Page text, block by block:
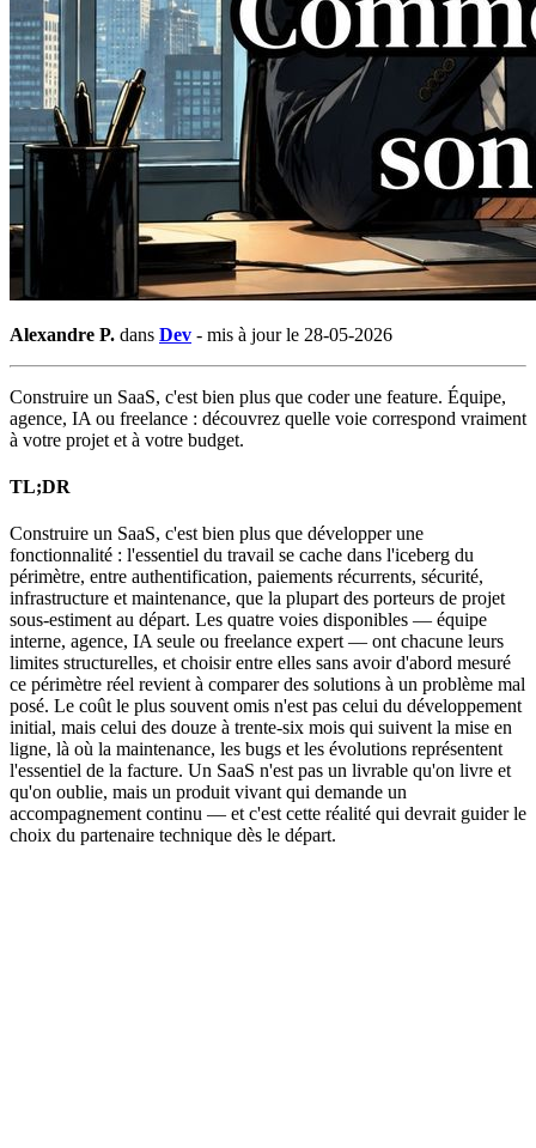
Alexandre P. dans Dev - mis à jour le 28-05-2026
Construire un SaaS, c'est bien plus que coder une feature. Équipe,
agence, IA ou freelance : découvrez quelle voie correspond vraiment
à votre projet et à votre budget.
TL;DR
Construire un SaaS, c'est bien plus que développer une
fonctionnalité : l'essentiel du travail se cache dans l'iceberg du
périmètre, entre authentification, paiements récurrents, sécurité,
infrastructure et maintenance, que la plupart des porteurs de projet
sous-estiment au départ. Les quatre voies disponibles — équipe
interne, agence, IA seule ou freelance expert — ont chacune leurs
limites structurelles, et choisir entre elles sans avoir d'abord mesuré
ce périmètre réel revient à comparer des solutions à un problème mal
posé. Le coût le plus souvent omis n'est pas celui du développement
initial, mais celui des douze à trente-six mois qui suivent la mise en
ligne, là où la maintenance, les bugs et les évolutions représentent
l'essentiel de la facture. Un SaaS n'est pas un livrable qu'on livre et
qu'on oublie, mais un produit vivant qui demande un
accompagnement continu — et c'est cette réalité qui devrait guider le
choix du partenaire technique dès le départ.